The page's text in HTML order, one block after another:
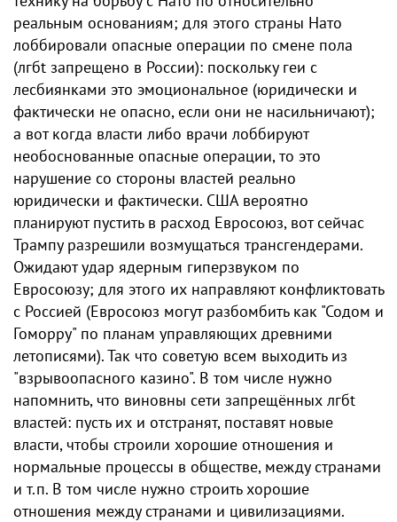
реальным основаниям; для этого страны Нато
лоббировали опасные операции по смене пола
(лгбt запрещено в России): поскольку гeи с
лeсбиянками это эмоциональное (юридически и
фактически не опасно, если они не насильничают);
а вот когда власти либо врачи лоббируют
необоснованные опасные операции, то это
нарушение со стороны властей реально
юридически и фактически. США вероятно
планируют пустить в расход Евросоюз, вот сейчас
Трампу разрешили возмущаться трaнсгeндерами.
Ожидают удар ядерным гиперзвуком по
Евросоюзу; для этого их направляют конфликтовать
с Россией (Евросоюз могут разбомбить как "Содом и
Гоморру" по планам управляющих древними
летописями). Так что советую всем выходить из
"взрывоопасного кaзино". В том числе нужно
напомнить, что виновны сети запрещённых лгбt
властей: пусть их и отстранят, поставят новые
власти, чтобы строили хорошие отношения и
нормальные процессы в обществе, между странами
и т.п. В том числе нужно строить хорошие
отношения между странами и цивилизациями.